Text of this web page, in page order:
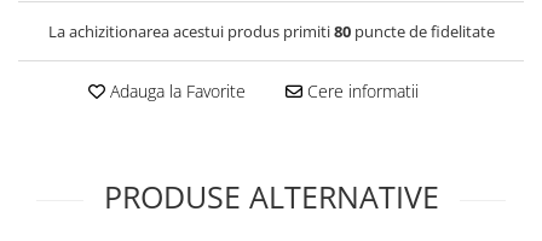
La achizitionarea acestui produs primiti80puncte de fidelitate
Adauga la Favorite Cere informatii
PRODUSE ALTERNATIVE